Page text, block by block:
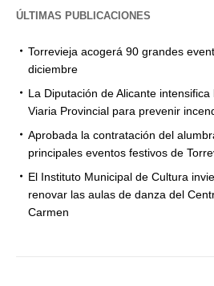
ÚLTIMAS PUBLICACIONES
Torrevieja acogerá 90 grandes
diciembre
La Diputación de Alicante
Viaria Provincial para prevenir
Aprobada la contratación del
principales eventos festivos de
El Instituto Municipal de Cultura
renovar las aulas de danza del
Carmen